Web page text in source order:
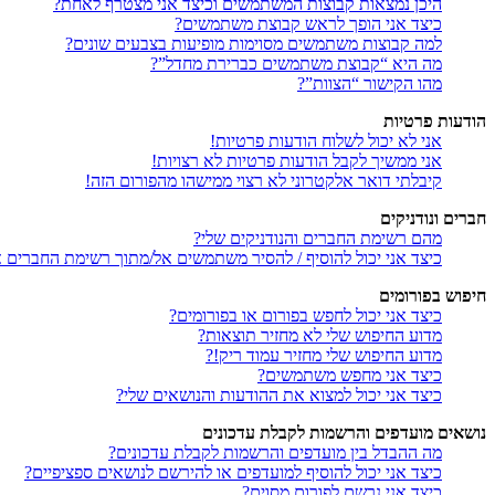
כיצד אני הופך לראש קבוצת משתמשים?
למה קבוצות משתמשים מסוימות מופיעות בצבעים שונים?
מה היא “קבוצת משתמשים כברירת מחדל”?
מהו הקישור “הצוות”?
הודעות פרטיות
אני לא יכול לשלוח הודעות פרטיות!
אני ממשיך לקבל הודעות פרטיות לא רצויות!
קיבלתי דואר אלקטרוני לא רצוי ממישהו מהפורום הזה!
חברים ונודניקים
מהם רשימת החברים והנודניקים שלי?
כיצד אני יכול להוסיף / להסיר משתמשים אל/מתוך רשימת החברים
חיפוש בפורומים
כיצד אני יכול לחפש בפורום או בפורומים?
מדוע החיפוש שלי לא מחזיר תוצאות?
מדוע החיפוש שלי מחזיר עמוד ריק!?
כיצד אני מחפש משתמשים?
כיצד אני יכול למצוא את ההודעות והנושאים שלי?
נושאים מועדפים והרשמות לקבלת עדכונים
מה ההבדל בין מועדפים והרשמות לקבלת עדכונים?
כיצד אני יכול להוסיף למועדפים או להירשם לנושאים ספציפיים?